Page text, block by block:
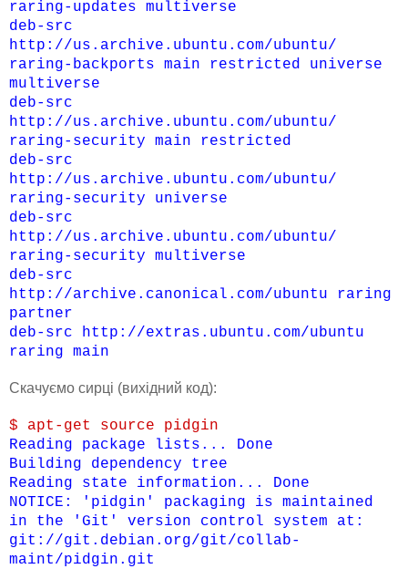
raring-updates multiverse
deb-src
http://us.archive.ubuntu.com/ubuntu/
raring-backports main restricted universe
multiverse
deb-src
http://us.archive.ubuntu.com/ubuntu/
raring-security main restricted
deb-src
http://us.archive.ubuntu.com/ubuntu/
raring-security universe
deb-src
http://us.archive.ubuntu.com/ubuntu/
raring-security multiverse
deb-src
http://archive.canonical.com/ubuntu raring
partner
deb-src http://extras.ubuntu.com/ubuntu
raring main
Cкачуємо сирці (вихідний код):
$ apt-get source pidgin
Reading package lists... Done
Building dependency tree
Reading state information... Done
NOTICE: 'pidgin' packaging is maintained
in the 'Git' version control system at:
git://git.debian.org/git/collab-
maint/pidgin.git